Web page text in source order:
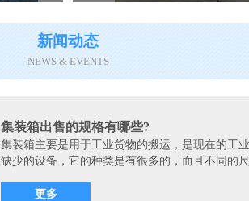
新闻动态
NEWS & EVENTS
集装箱出售的规格有哪些?
集装箱主要是用于工业货物的搬运，是现在的工
缺少的设备，它的种类是有很多的，而且不同的
更多